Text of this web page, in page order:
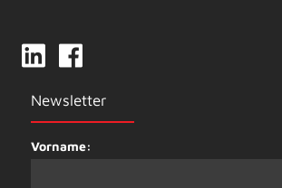
Newsletter
Vorname: